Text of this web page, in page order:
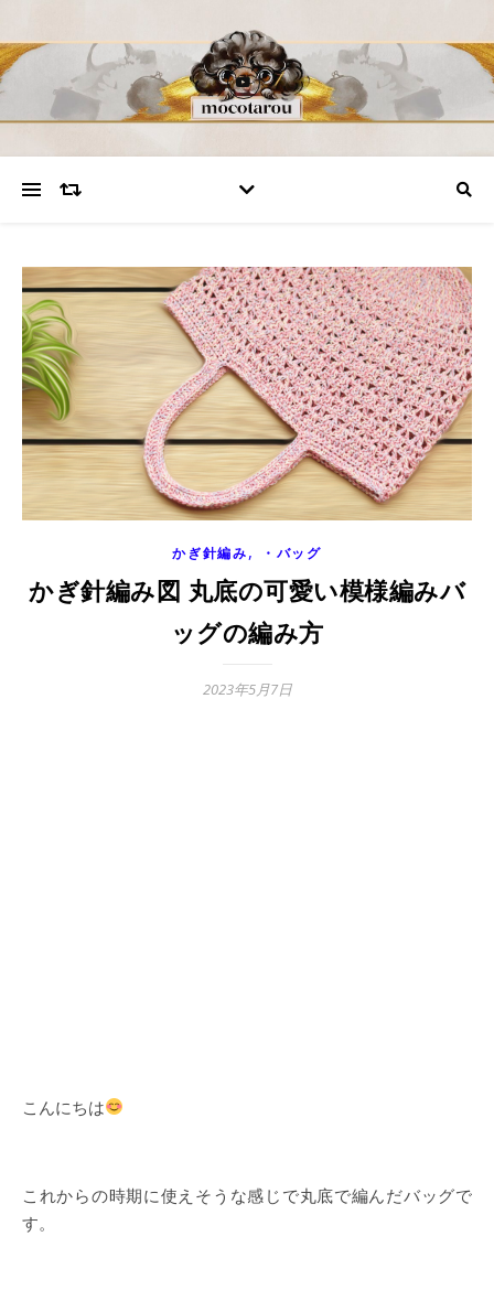
かぎ針編み, ・バッグ
かぎ針編み図 丸底の可愛い模様編みバ
ッグの編み方
2023年5月7日
こんにちは
これからの時期に使えそうな感じで丸底で編んだバッグで
す。